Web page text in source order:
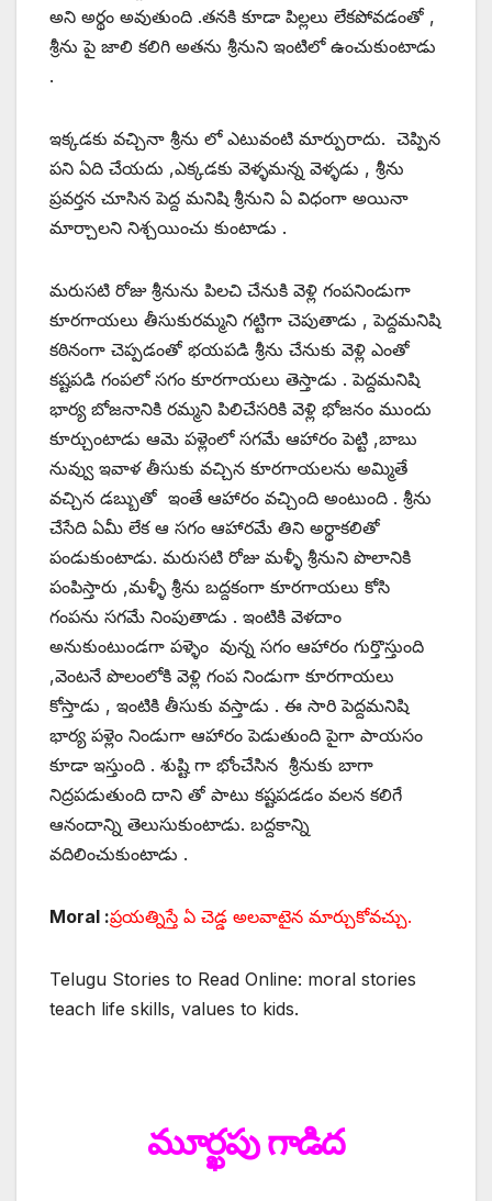
అని అర్థం అవుతుంది .తనకి కూడా పిల్లలు లేకపోవడంతో ,
శ్రీను పై జాలి కలిగి అతను శ్రీనుని ఇంటిలో ఉంచుకుంటాడు
.
ఇక్కడకు వచ్చినా శ్రీను లో ఎటువంటి మార్పురాదు. చెప్పిన
పని ఏది చేయదు ,ఎక్కడకు వెళ్ళమన్న వెళ్ళడు , శ్రీను
ప్రవర్తన చూసిన పెద్ద మనిషి శ్రీనుని ఏ విధంగా అయినా
మార్చాలని నిశ్చయించు కుంటాడు .
మరుసటి రోజు శ్రీనును పిలచి చేనుకి వెళ్లి గంపనిండుగా
కూరగాయలు తీసుకురమ్మని గట్టిగా చెపుతాడు , పెద్దమనిషి
కఠినంగా చెప్పడంతో భయపడి శ్రీను చేనుకు వెళ్లి ఎంతో
కష్టపడి గంపలో సగం కూరగాయలు తెస్తాడు . పెద్దమనిషి
భార్య బోజనానికి రమ్మని పిలిచేసరికి వెళ్లి భోజనం ముందు
కూర్చుంటాడు ఆమె పళ్లెంలో సగమే ఆహారం పెట్టి ,బాబు
నువ్వు ఇవాళ తీసుకు వచ్చిన కూరగాయలను అమ్మితే
వచ్చిన డబ్బుతో ఇంతే ఆహారం వచ్చింది అంటుంది . శ్రీను
చేసేది ఏమీ లేక ఆ సగం ఆహారమే తిని అర్థాకలితో
పండుకుంటాడు. మరుసటి రోజు మళ్ళీ శ్రీనుని పొలానికి
పంపిస్తారు ,మళ్ళీ శ్రీను బద్దకంగా కూరగాయలు కోసి
గంపను సగమే నింపుతాడు . ఇంటికి వెళదాం
అనుకుంటుండగా పళ్ళెం వున్న సగం ఆహారం గుర్తొస్తుంది
,వెంటనే పొలంలోకి వెళ్లి గంప నిండుగా కూరగాయలు
కోస్తాడు , ఇంటికి తీసుకు వస్తాడు . ఈ సారి పెద్దమనిషి
భార్య పళ్లెం నిండుగా ఆహారం పెడుతుంది పైగా పాయసం
కూడా ఇస్తుంది . శుష్టి గా భోంచేసిన శ్రీనుకు బాగా
నిద్రపడుతుంది దాని తో పాటు కష్టపడడం వలన కలిగే
ఆనందాన్ని తెలుసుకుంటాడు. బద్దకాన్ని
వదిలించుకుంటాడు .
Moral :ప్రయత్నిస్తే ఏ చెడ్డ అలవాటైన మార్చుకోవచ్చు.
Telugu Stories to Read Online: moral stories
teach life skills, values to kids.
మూర్ఖపు గాడిద